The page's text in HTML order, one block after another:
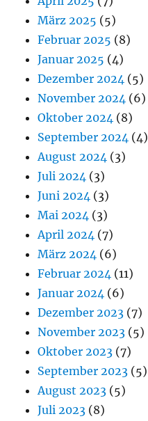
März 2025 (5)
Februar 2025 (8)
Januar 2025 (4)
Dezember 2024 (5)
November 2024 (6)
Oktober 2024 (8)
September 2024 (4)
August 2024 (3)
Juli 2024 (3)
Juni 2024 (3)
Mai 2024 (3)
April 2024 (7)
März 2024 (6)
Februar 2024 (11)
Januar 2024 (6)
Dezember 2023 (7)
November 2023 (5)
Oktober 2023 (7)
September 2023 (5)
August 2023 (5)
Juli 2023 (8)